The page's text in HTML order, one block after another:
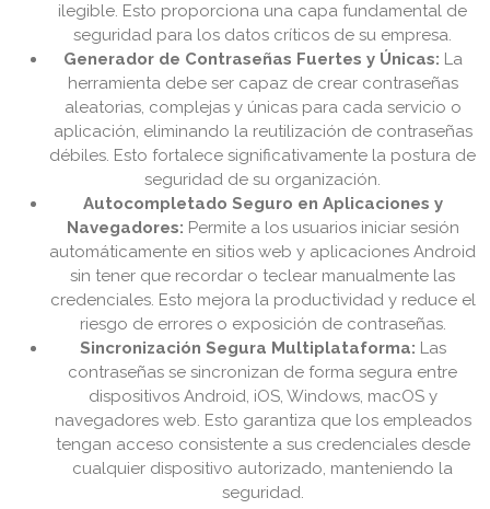
ilegible. Esto proporciona una capa fundamental de
seguridad para los datos críticos de su empresa.
Generador de Contraseñas Fuertes y Únicas: La
herramienta debe ser capaz de crear contraseñas
aleatorias, complejas y únicas para cada servicio o
aplicación, eliminando la reutilización de contraseñas
débiles. Esto fortalece significativamente la postura de
seguridad de su organización.
Autocompletado Seguro en Aplicaciones y
Navegadores: Permite a los usuarios iniciar sesión
automáticamente en sitios web y aplicaciones Android
sin tener que recordar o teclear manualmente las
credenciales. Esto mejora la productividad y reduce el
riesgo de errores o exposición de contraseñas.
Sincronización Segura Multiplataforma: Las
contraseñas se sincronizan de forma segura entre
dispositivos Android, iOS, Windows, macOS y
navegadores web. Esto garantiza que los empleados
tengan acceso consistente a sus credenciales desde
cualquier dispositivo autorizado, manteniendo la
seguridad.